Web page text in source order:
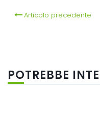
Articolo precedente
POTREBBE